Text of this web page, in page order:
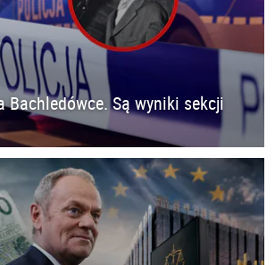
Bachledówce. Są wyniki sekcji